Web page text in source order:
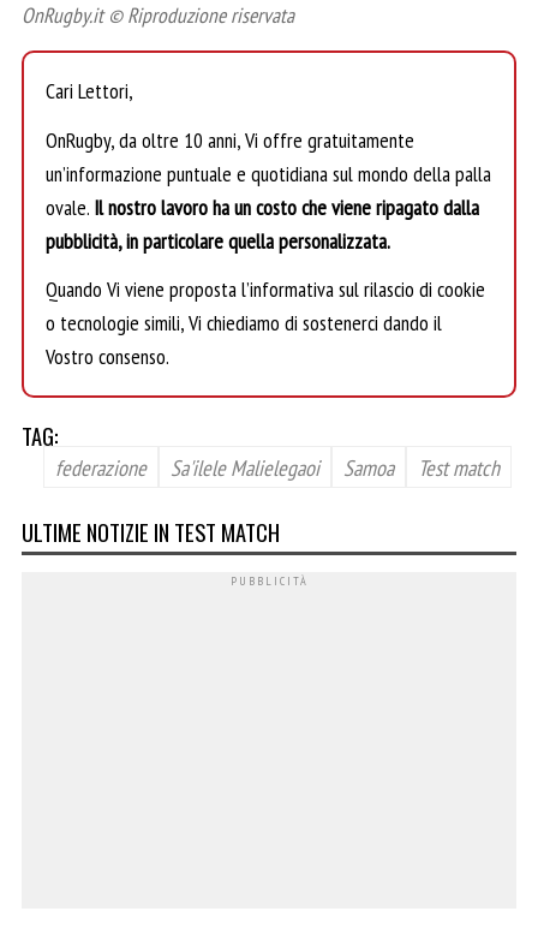
OnRugby.it © Riproduzione riservata
Cari Lettori,
OnRugby, da oltre 10 anni, Vi offre gratuitamente
un’informazione puntuale e quotidiana sul mondo della palla
ovale. Il nostro lavoro ha un costo che viene ripagato dalla
pubblicità, in particolare quella personalizzata.
Quando Vi viene proposta l’informativa sul rilascio di cookie
o tecnologie simili, Vi chiediamo di sostenerci dando il
Vostro consenso.
TAG:
federazione Sa'ilele Malielegaoi Samoa Test match
ULTIME NOTIZIE IN TEST MATCH